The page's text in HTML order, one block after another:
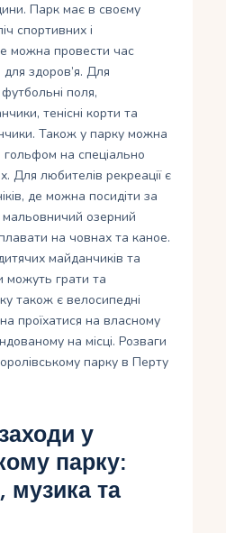
Парк має в своєму
спортивних і
можна провести час
здоров’я. Для
поля,
тенісні корти та
Також у парку можна
гольфом на спеціально
Для любителів рекреації є
де можна посидіти за
озерний
на човнах та каное.
майданчиків та
можуть грати та
також є велосипедні
проїхатися на власному
на місці. Розваги
парку в Перту
у
парку:
музика та